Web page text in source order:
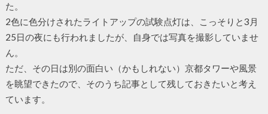
た。
2色に色分けされたライトアップの試験点灯は、こっそりと3月
25日の夜にも行われましたが、自身では写真を撮影していませ
ん。
ただ、その日は別の面白い（かもしれない）京都タワーや風景
を眺望できたので、そのうち記事として残しておきたいと考え
ています。